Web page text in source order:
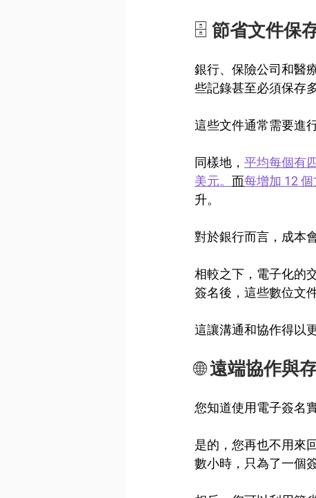
🗄️ 節省文件保
銀行、保險公司和醫
些記錄甚至必須保存
這些文件通常需要進
同樣地， 平均每個有
美元。 而每增加 12
升。
對於銀行而言，成本
相較之下，電子化的
簽名後，這些數位文
這讓溝通和協作得以
🌐 遠端協作與
您知道使用電子簽名
是的，您再也不用來
數小時，只為了一個